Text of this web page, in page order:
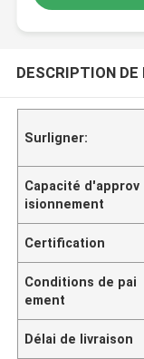
DESCRIPTION DE
Surligner:
Capacité d'approv
isionnement
Certification
Conditions de pai
ement
Délai de livraison